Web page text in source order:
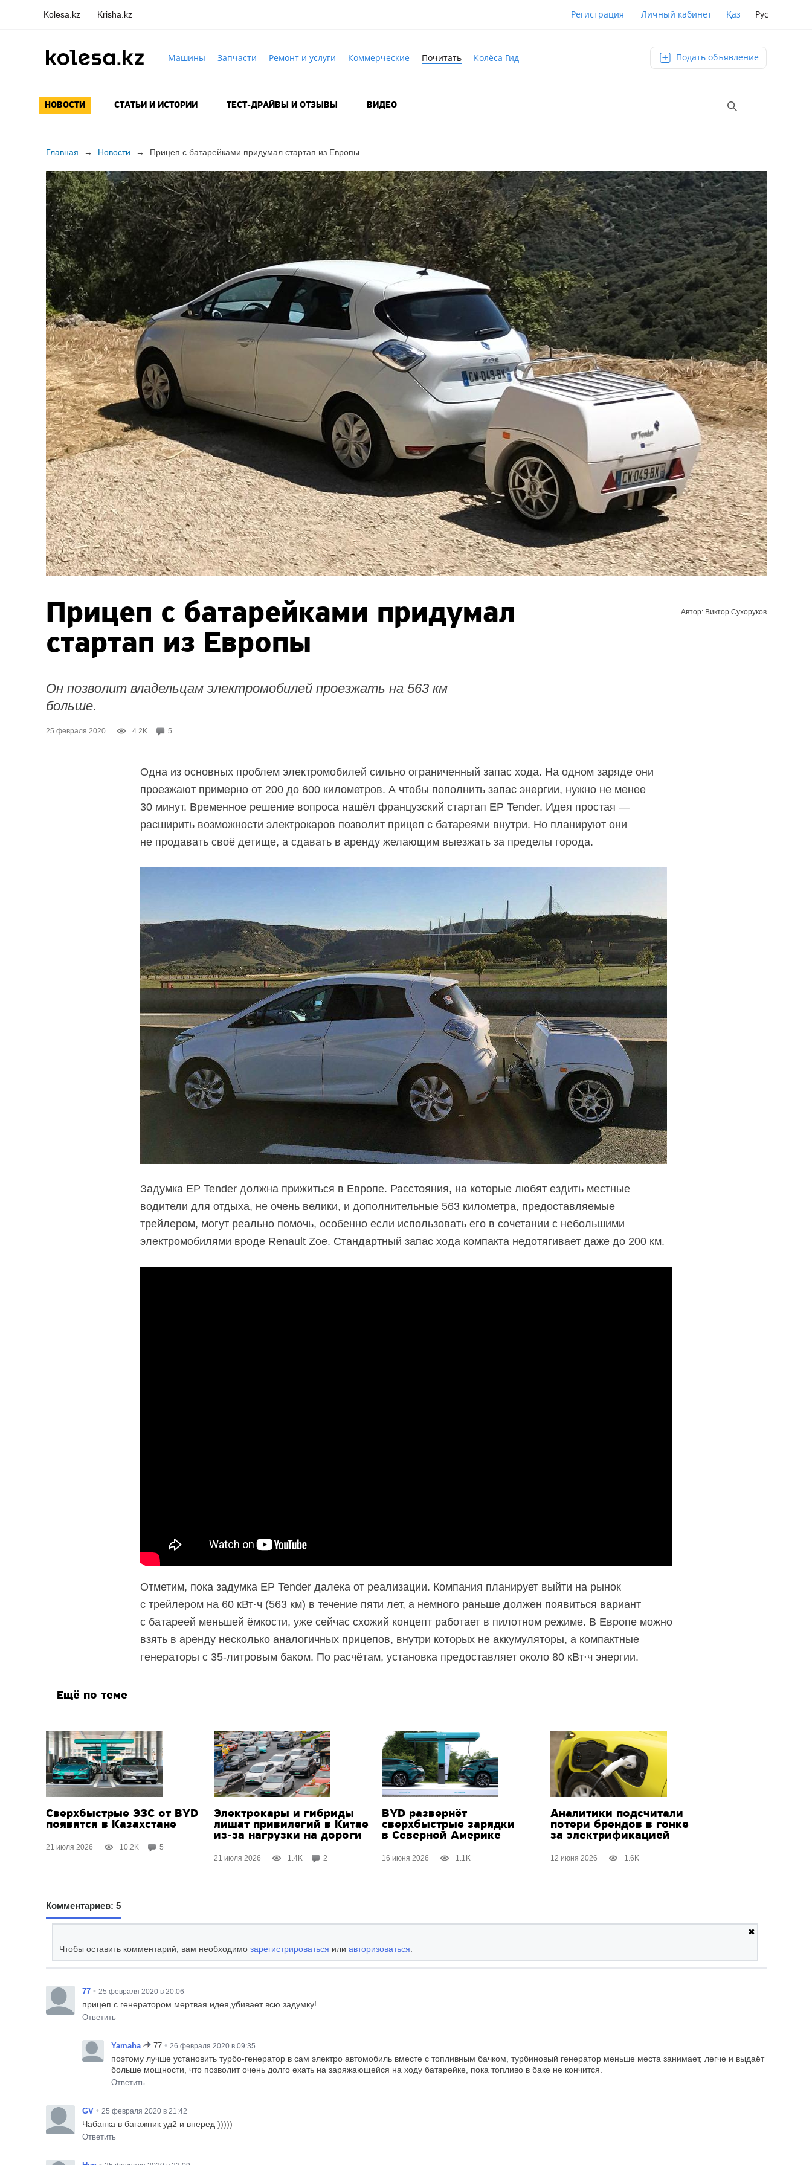
Kolesa.kz Krisha.kz Регистрация Личный кабинет Қаз Рус
Машины Запчасти Ремонт и услуги Коммерческие Почитать Колёса Гид Подать объявление
НОВОСТИ СТАТЬИ И ИСТОРИИ ТЕСТ-ДРАЙВЫ И ОТЗЫВЫ ВИДЕО
Главная → Новости → Прицеп с батарейками придумал стартап из Европы
Прицеп с батарейками придумал
стартап из Европы
Он позволит владельцам электромобилей проезжать на 563 км
больше.
25 февраля 2020 4.2K 5
Автор: Виктор Сухоруков
Одна из основных проблем электромобилей сильно ограниченный запас хода. На одном заряде они
проезжают примерно от 200 до 600 километров. А чтобы пополнить запас энергии, нужно не менее
30 минут. Временное решение вопроса нашёл французский стартап EP Tender. Идея простая —
расширить возможности электрокаров позволит прицеп с батареями внутри. Но планируют они
не продавать своё детище, а сдавать в аренду желающим выезжать за пределы города.
Задумка EP Tender должна прижиться в Европе. Расстояния, на которые любят ездить местные
водители для отдыха, не очень велики, и дополнительные 563 километра, предоставляемые
трейлером, могут реально помочь, особенно если использовать его в сочетании с небольшими
электромобилями вроде Renault Zoe. Стандартный запас хода компакта недотягивает даже до 200 км.
Отметим, пока задумка EP Tender далека от реализации. Компания планирует выйти на рынок
с трейлером на 60 кВт⋅ч (563 км) в течение пяти лет, а немного раньше должен появиться вариант
с батареей меньшей ёмкости, уже сейчас схожий концепт работает в пилотном режиме. В Европе можно
взять в аренду несколько аналогичных прицепов, внутри которых не аккумуляторы, а компактные
генераторы с 35-литровым баком. По расчётам, установка предоставляет около 80 кВт⋅ч энергии.
Ещё по теме
Сверхбыстрые ЭЗС от BYD
появятся в Казахстане
21 июля 2026 10.2K 5
Электрокары и гибриды
лишат привилегий в Китае
из-за нагрузки на дороги
21 июля 2026 1.4K 2
BYD развернёт
сверхбыстрые зарядки
в Северной Америке
16 июня 2026 1.1K
Аналитики подсчитали
потери брендов в гонке
за электрификацией
12 июня 2026 1.6K
Комментариев: 5
✖
Чтобы оставить комментарий, вам необходимо зарегистрироваться или авторизоваться
77 • 25 февраля 2020 в 20:06
прицеп с генератором мертвая идея,убивает всю задумку!
Ответить
Yamaha 77 • 26 февраля 2020 в 09:35
поэтому лучше установить турбо-генератор в сам электро автомобиль вместе с топливным бачком, турбиновый генератор меньше места занимает, легче и выдаёт
больше мощности, что позволит очень долго ехать на заряжающейся на ходу батарейке, пока топливо в баке не кончится.
Ответить
GV • 25 февраля 2020 в 21:42
Чабанка в багажник уд2 и вперед )))))
Ответить